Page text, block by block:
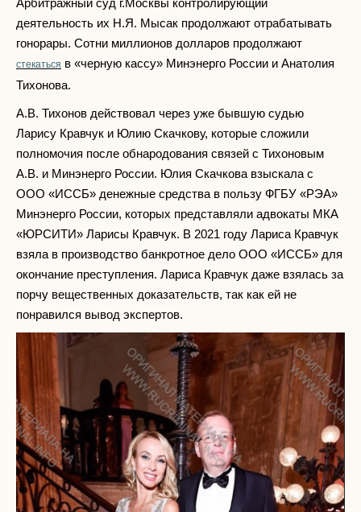
Арбитражный суд г.Москвы контролирующий
деятельность их Н.Я. Мысак продолжают отрабатывать
гонорары. Сотни миллионов долларов продолжают
стекаться в «черную кассу» Минэнерго России и Анатолия
Тихонова.
А.В. Тихонов действовал через уже бывшую судью
Ларису Кравчук и Юлию Скачкову, которые сложили
полномочия после обнародования связей с Тихоновым
А.В. и Минэнерго России. Юлия Скачкова взыскала с
ООО «ИССБ» денежные средства в пользу ФГБУ «РЭА»
Минэнерго России, которых представляли адвокаты МКА
«ЮРСИТИ» Ларисы Кравчук. В 2021 году Лариса Кравчук
взяла в производство банкротное дело ООО «ИССБ» для
окончание преступления. Лариса Кравчук даже взялась за
порчу вещественных доказательств, так как ей не
понравился вывод экспертов.